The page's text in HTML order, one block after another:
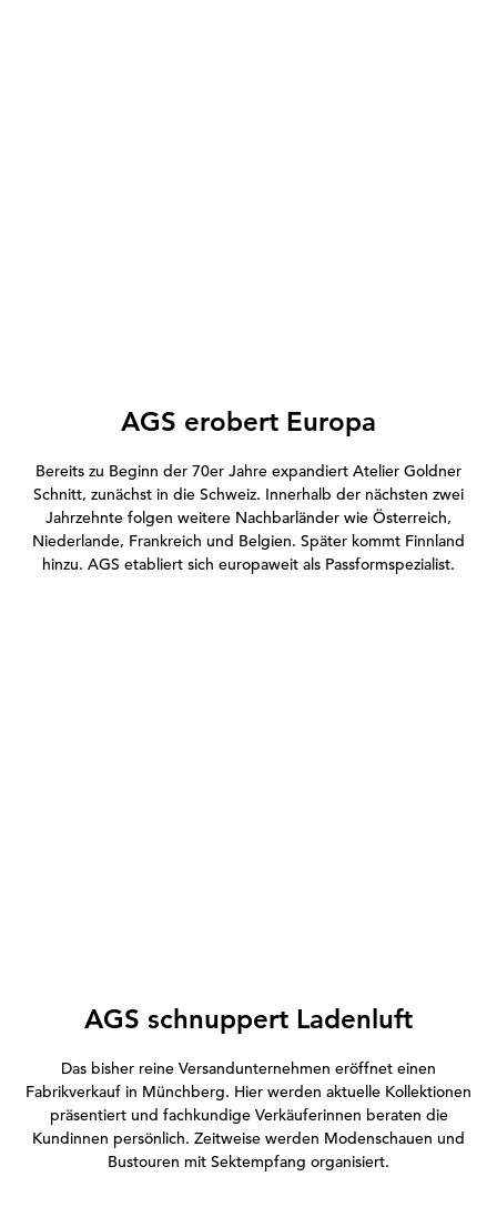
AGS erobert Europa
Bereits zu Beginn der 70er Jahre expandiert Atelier Goldner
Schnitt, zunächst in die Schweiz. Innerhalb der nächsten zwei
Jahrzehnte folgen weitere Nachbarländer wie Österreich,
Niederlande, Frankreich und Belgien. Später kommt Finnland
hinzu. AGS etabliert sich europaweit als Passformspezialist.
AGS schnuppert Ladenluft
Das bisher reine Versandunternehmen eröffnet einen
Fabrikverkauf in Münchberg. Hier werden aktuelle Kollektionen
präsentiert und fachkundige Verkäuferinnen beraten die
Kundinnen persönlich. Zeitweise werden Modenschauen und
Bustouren mit Sektempfang organisiert.